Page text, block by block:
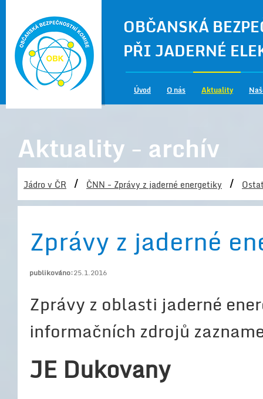
OBČANSKÁ
PŘI JADERNÉ
Úvod O nás Aktuality
Aktuality - archív
Jádro v ČR / ČNN - Zprávy z jaderné energetiky /
Zprávy z jaderné
publikováno:25.1.2016
Zprávy z oblasti jaderné
informačních zdrojů
JE Dukovany